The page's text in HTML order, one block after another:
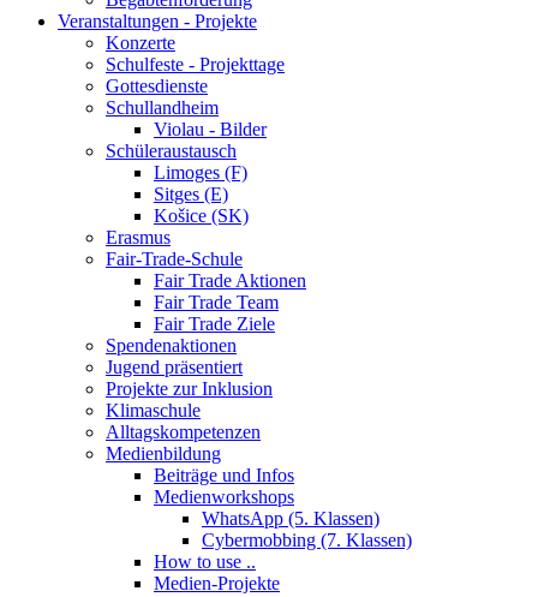
Veranstaltungen - Projekte
Konzerte
Schulfeste - Projekttage
Gottesdienste
Schullandheim
Violau - Bilder
Schüleraustausch
Limoges (F)
Sitges (E)
Košice (SK)
Erasmus
Fair-Trade-Schule
Fair Trade Aktionen
Fair Trade Team
Fair Trade Ziele
Spendenaktionen
Jugend präsentiert
Projekte zur Inklusion
Klimaschule
Alltagskompetenzen
Medienbildung
Beiträge und Infos
Medienworkshops
WhatsApp (5. Klassen)
Cybermobbing (7. Klassen)
How to use ..
Medien-Projekte